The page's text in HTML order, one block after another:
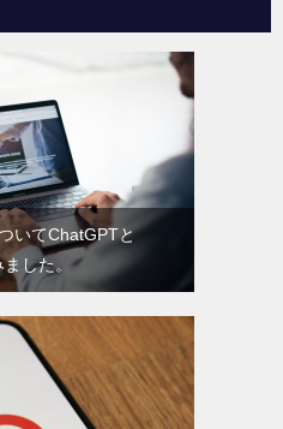
いてChatGPTと
した。